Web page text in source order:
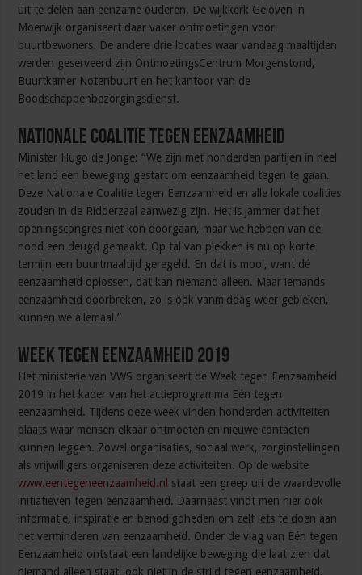
uit te delen aan eenzame ouderen. De wijkkerk Geloven in
Moerwijk organiseert daar vaker ontmoetingen voor
buurtbewoners. De andere drie locaties waar vandaag maaltijden
werden geserveerd zijn OntmoetingsCentrum Morgenstond,
Buurtkamer Notenbuurt en het kantoor van de
Boodschappenbezorgingsdienst.
Nationale Coalitie tegen Eenzaamheid
Minister Hugo de Jonge: “We zijn met honderden partijen in heel
het land een beweging gestart om eenzaamheid tegen te gaan.
Deze Nationale Coalitie tegen Eenzaamheid en alle lokale coalities
zouden in de Ridderzaal aanwezig zijn. Het is jammer dat het
openingscongres niet kon doorgaan, maar we hebben van de
nood een deugd gemaakt. Op tal van plekken is nu op korte
termijn een buurtmaaltijd geregeld. En dat is mooi, want dé
eenzaamheid oplossen, dat kan niemand alleen. Maar iemands
eenzaamheid doorbreken, zo is ook vanmiddag weer gebleken,
kunnen we allemaal.”
Week tegen Eenzaamheid 2019
Het ministerie van VWS organiseert de Week tegen Eenzaamheid
2019 in het kader van het actieprogramma Eén tegen
eenzaamheid. Tijdens deze week vinden honderden activiteiten
plaats waar mensen elkaar ontmoeten en nieuwe contacten
kunnen leggen. Zowel organisaties, sociaal werk, zorginstellingen
als vrijwilligers organiseren deze activiteiten. Op de website
www.eentegeneenzaamheid.nl staat een greep uit de waardevolle
initiatieven tegen eenzaamheid. Daarnaast vindt men hier ook
informatie, inspiratie en benodigdheden om zelf iets te doen aan
het verminderen van eenzaamheid. Onder de vlag van Eén tegen
Eenzaamheid ontstaat een landelijke beweging die laat zien dat
niemand alleen staat, ook niet in de strijd tegen eenzaamheid.